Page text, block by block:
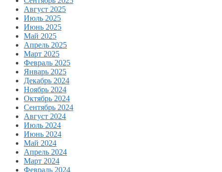
Август 2025
Июль 2025
Июнь 2025
Май 2025
Апрель 2025
Март 2025
Февраль 2025
Январь 2025
Декабрь 2024
Ноябрь 2024
Октябрь 2024
Сентябрь 2024
Август 2024
Июль 2024
Июнь 2024
Май 2024
Апрель 2024
Март 2024
Февраль 2024